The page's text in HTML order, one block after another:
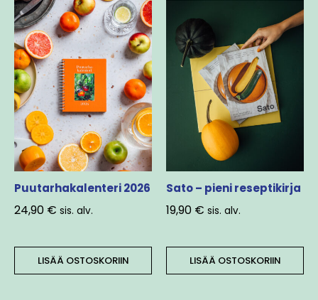
Puutarhakalenteri 2026
24,90 € sis. alv.
LISÄÄ OSTOSKORIIN
Sato – pieni reseptikirja
19,90 € sis. alv.
LISÄÄ OSTOSKORIIN